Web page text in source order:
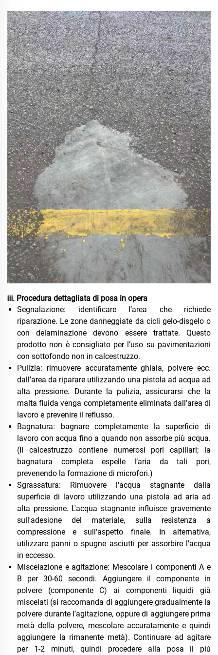
ⅲ. Procedura dettagliata di posa in opera
Segnalazione: identificare l’area che richiede
riparazione. Le zone danneggiate da cicli gelo-disgelo o
con delaminazione devono essere trattate. Questo
prodotto non è consigliato per l’uso su pavimentazioni
con sottofondo non in calcestruzzo.
Pulizia: rimuovere accuratamente ghiaia, polvere ecc.
dall’area da riparare utilizzando una pistola ad acqua ad
alta pressione. Durante la pulizia, assicurarsi che la
malta fluida venga completamente eliminata dall’area di
lavoro e prevenire il reflusso.
Bagnatura: bagnare completamente la superficie di
lavoro con acqua fino a quando non assorbe più acqua.
(Il calcestruzzo contiene numerosi pori capillari; la
bagnatura completa espelle l’aria da tali pori,
prevenendo la formazione di microfori.)
Sgrassatura: Rimuovere l'acqua stagnante dalla
superficie di lavoro utilizzando una pistola ad aria ad
alta pressione. L'acqua stagnante influisce gravemente
sull'adesione del materiale, sulla resistenza a
compressione e sull'aspetto finale. In alternativa,
utilizzare panni o spugne asciutti per assorbire l'acqua
in eccesso.
Miscelazione e agitazione: Mescolare i componenti A e
B per 30-60 secondi. Aggiungere il componente in
polvere (componente C) ai componenti liquidi già
miscelati (si raccomanda di aggiungere gradualmente la
polvere durante l’agitazione, oppure di aggiungere prima
metà della polvere, mescolare accuratamente e quindi
aggiungere la rimanente metà). Continuare ad agitare
per 1-2 minuti, quindi procedere alla posa il più